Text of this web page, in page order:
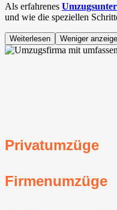
Als erfahrenes
und wie die speziellen
Weiterlesen Weniger
Privatumzüge
Firmenumzüge